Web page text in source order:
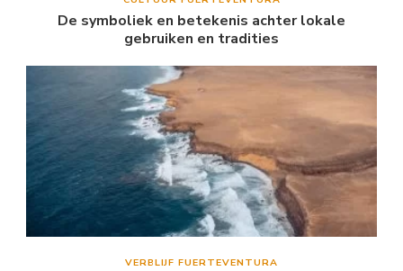
De symboliek en betekenis achter lokale
gebruiken en tradities
VERBLIJF FUERTEVENTURA